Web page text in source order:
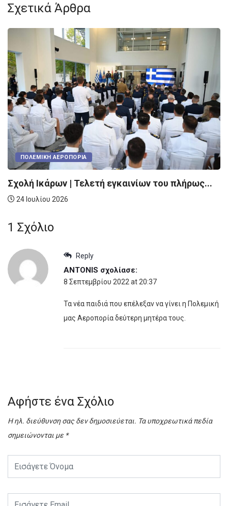
Σχετικά Άρθρα
ΠΟΛΕΜΙΚΉ ΑΕΡΟΠΟΡΊΑ
Σχολή Ικάρων | Τελετή εγκαινίων του πλήρως...
24 Ιουλίου 2026
1 Σχόλιο
Reply
ANTONIS σχολίασε:
8 Σεπτεμβρίου 2022 at 20:37
Τα νέα παιδιά που επέλεξαν να γίνει η Πολεμική
μας Αεροπορία δεύτερη μητέρα τους.
Αφήστε ένα Σχόλιο
Η ηλ. διεύθυνση σας δεν δημοσιεύεται. Τα υποχρεωτικά πεδία
σημειώνονται με *